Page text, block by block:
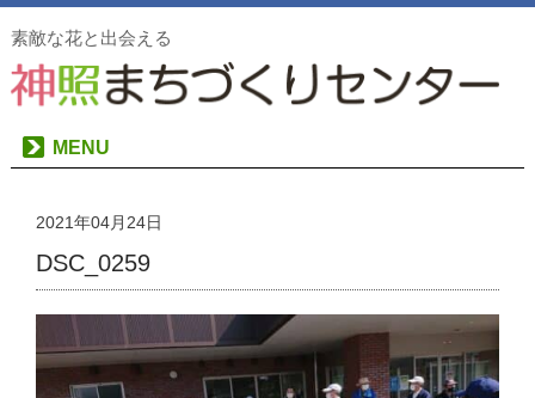
素敵な花と出会える
MENU
2021年04月24日
DSC_0259